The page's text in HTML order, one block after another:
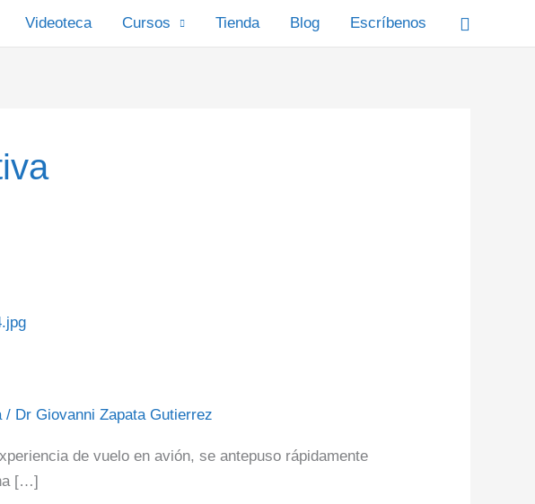
Videoteca Cursos Tienda Blog Escríbenos Buscar
/ Dr Giovanni Zapata Gutierrez
de vuelo en avión, se antepuso rápidamente
[…]